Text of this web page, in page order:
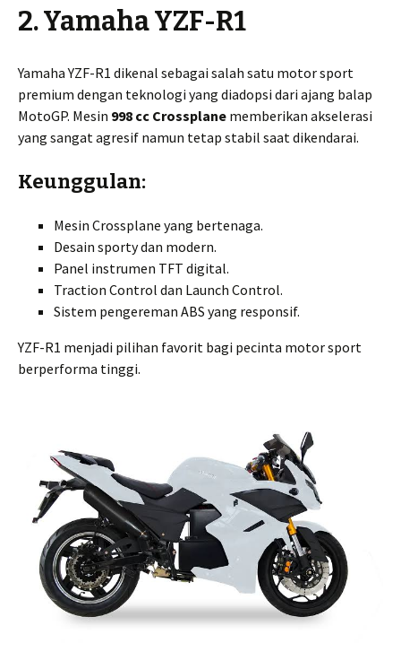
2. Yamaha YZF-R1
Yamaha YZF-R1 dikenal sebagai salah satu motor sport
premium dengan teknologi yang diadopsi dari ajang balap
MotoGP. Mesin 998 cc Crossplane memberikan akselerasi
yang sangat agresif namun tetap stabil saat dikendarai.
Keunggulan:
Mesin Crossplane yang bertenaga.
Desain sporty dan modern.
Panel instrumen TFT digital.
Traction Control dan Launch Control.
Sistem pengereman ABS yang responsif.
YZF-R1 menjadi pilihan favorit bagi pecinta motor sport
berperforma tinggi.